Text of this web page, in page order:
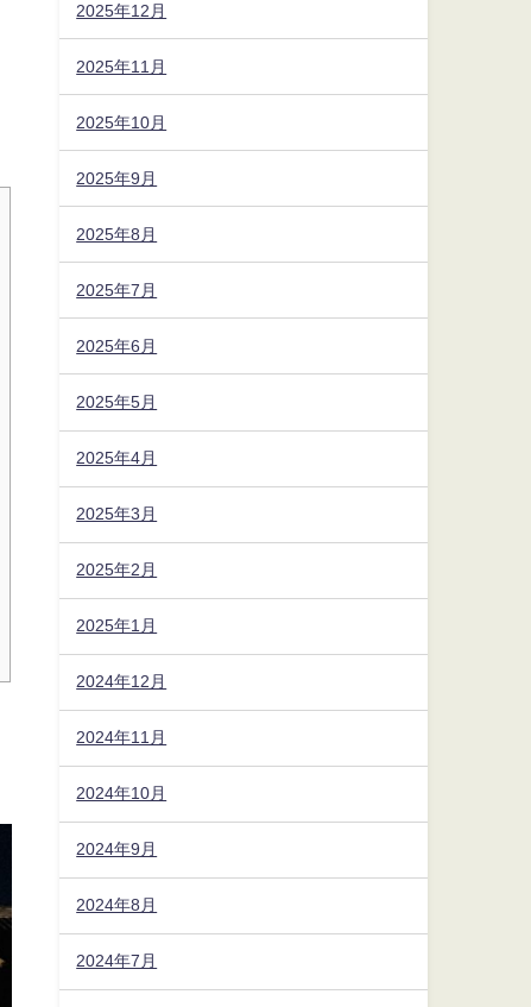
2025年12月
2025年11月
2025年10月
2025年9月
2025年8月
2025年7月
2025年6月
2025年5月
2025年4月
2025年3月
2025年2月
2025年1月
2024年12月
2024年11月
2024年10月
2024年9月
2024年8月
2024年7月